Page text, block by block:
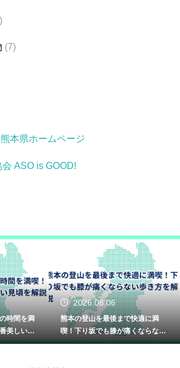
(7)
本県ホームページ
ASO is GOOD!
適に満
ならない
2026.08.05
熊本の川遊びを家族みんなで満
喫！手軽に自然を楽しめる日帰り
のコース解説